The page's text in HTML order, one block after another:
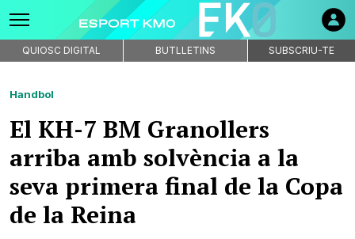
QUIOSC DIGITAL BUTLLETINS SUBSCRIU-TE
Handbol
El KH-7 BM Granollers
arriba amb solvència a la
seva primera final de la Copa
de la Reina